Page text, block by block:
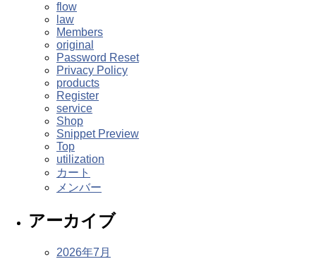
flow
law
Members
original
Password Reset
Privacy Policy
products
Register
service
Shop
Snippet Preview
Top
utilization
カート
メンバー
アーカイブ
2026年7月